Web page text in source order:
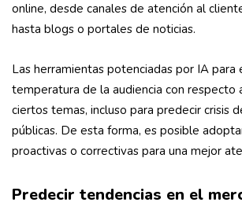
online, desde canales de atención al
hasta blogs o portales de noticias.
Las herramientas potenciadas por IA para
temperatura de la audiencia con respecto
ciertos temas, incluso para predecir crisis
públicas. De esta forma, es posible
proactivas o correctivas para una mejor
Predecir tendencias en el